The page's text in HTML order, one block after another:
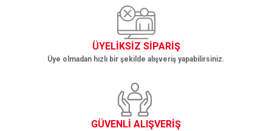
Ürün fiyatı diğer sitelerden daha pahalı.
Bu ürüne benzer farklı alternatifler olmalı.
Gönder
ÜYELİKSİZ SİPARİŞ
Üye olmadan hızlı bir şekilde alışveriş yapabilirsiniz.
GÜVENLİ ALIŞVERİŞ